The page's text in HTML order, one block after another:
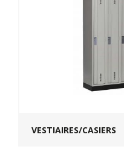
VESTIAIRES/CASIERS